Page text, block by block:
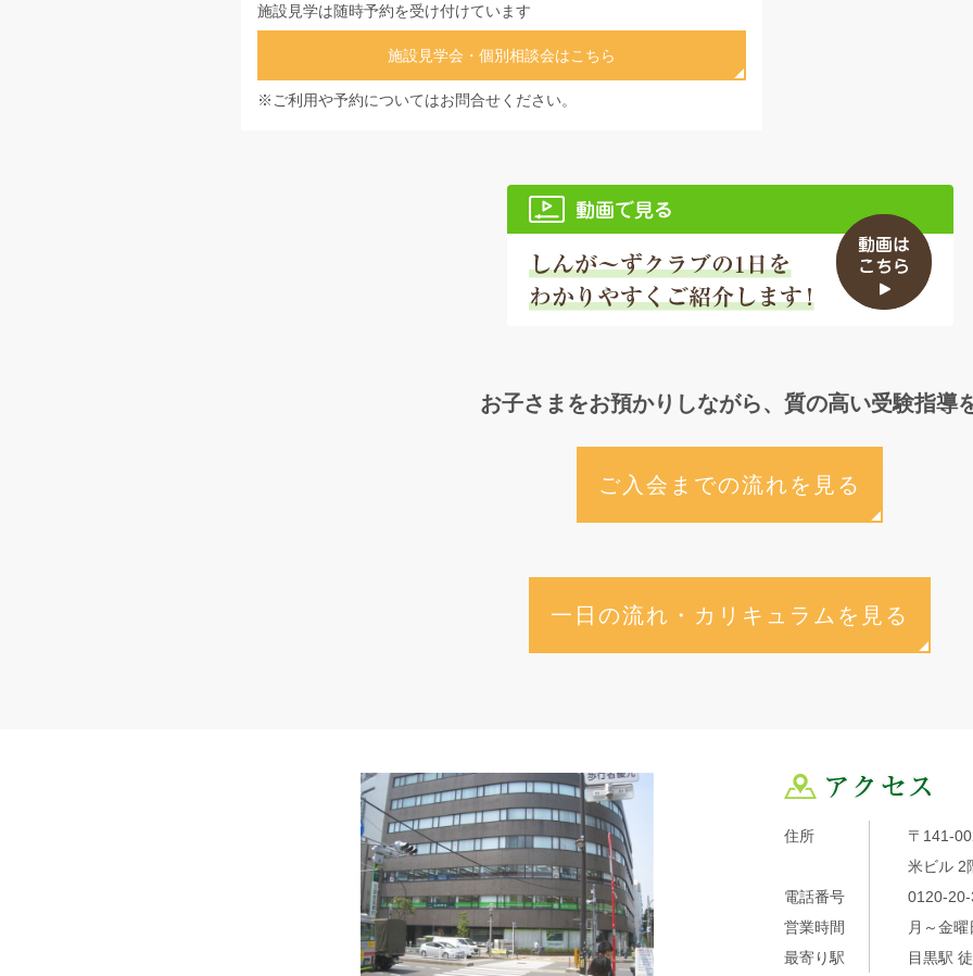
施設見学は随時予約を受け付けています
施設見学会・個別相談会はこちら
※ご利用や予約についてはお問合せください。
お子さまをお預かりしながら、質の高い受験指導
ご入会までの流れを見る
一日の流れ・カリキュラムを見る
住所
〒141-
米ビル 2
電話番号
0120-
営業時間
月～金
最寄り駅
目黒駅